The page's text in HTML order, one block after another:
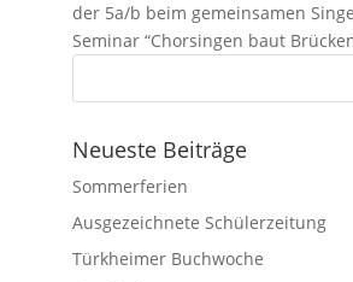
der 5a/b beim gemeinsamen
Seminar “Chorsingen baut
Neueste Beiträge
Sommerferien
Ausgezeichnete Schülerzeitung
Türkheimer Buchwoche